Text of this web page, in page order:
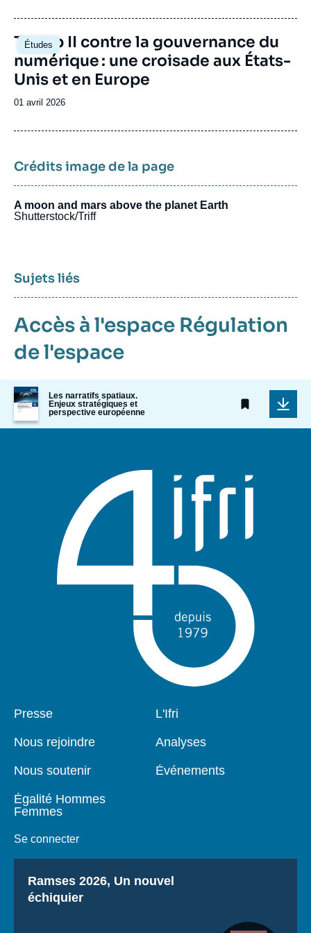
publication
Études
Image
principale
Trump II contre la gouvernance du
numérique : une croisade aux États-
Unis et en Europe
Date
publication
01 avril 2026
Crédits image de la page
A moon and mars above the planet Earth
Shutterstock/Triff
Sujets liés
Accès à l'espace Régulation
de l'espace
Image
de
couverture
de
Les narratifs spatiaux.
Enjeux stratégiques et
perspective européenne
Pied
Presse
Nous rejoindre
Nous soutenir
Égalité Hommes
Femmes
Se connecter
Navigation
L'Ifri
Analyses
Événements
Titre
Ramses 2026, Un nouvel
échiquier